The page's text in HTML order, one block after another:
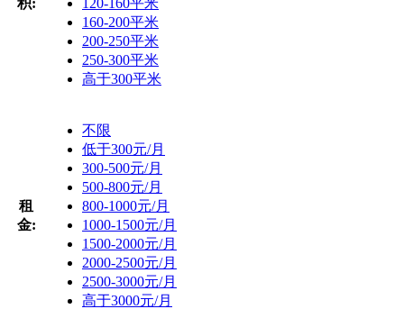
160-200平米
200-250平米
250-300平米
高于300平米
租
金:
不限
低于300元/月
300-500元/月
500-800元/月
800-1000元/月
1000-1500元/月
1500-2000元/月
2000-2500元/月
2500-3000元/月
高于3000元/月